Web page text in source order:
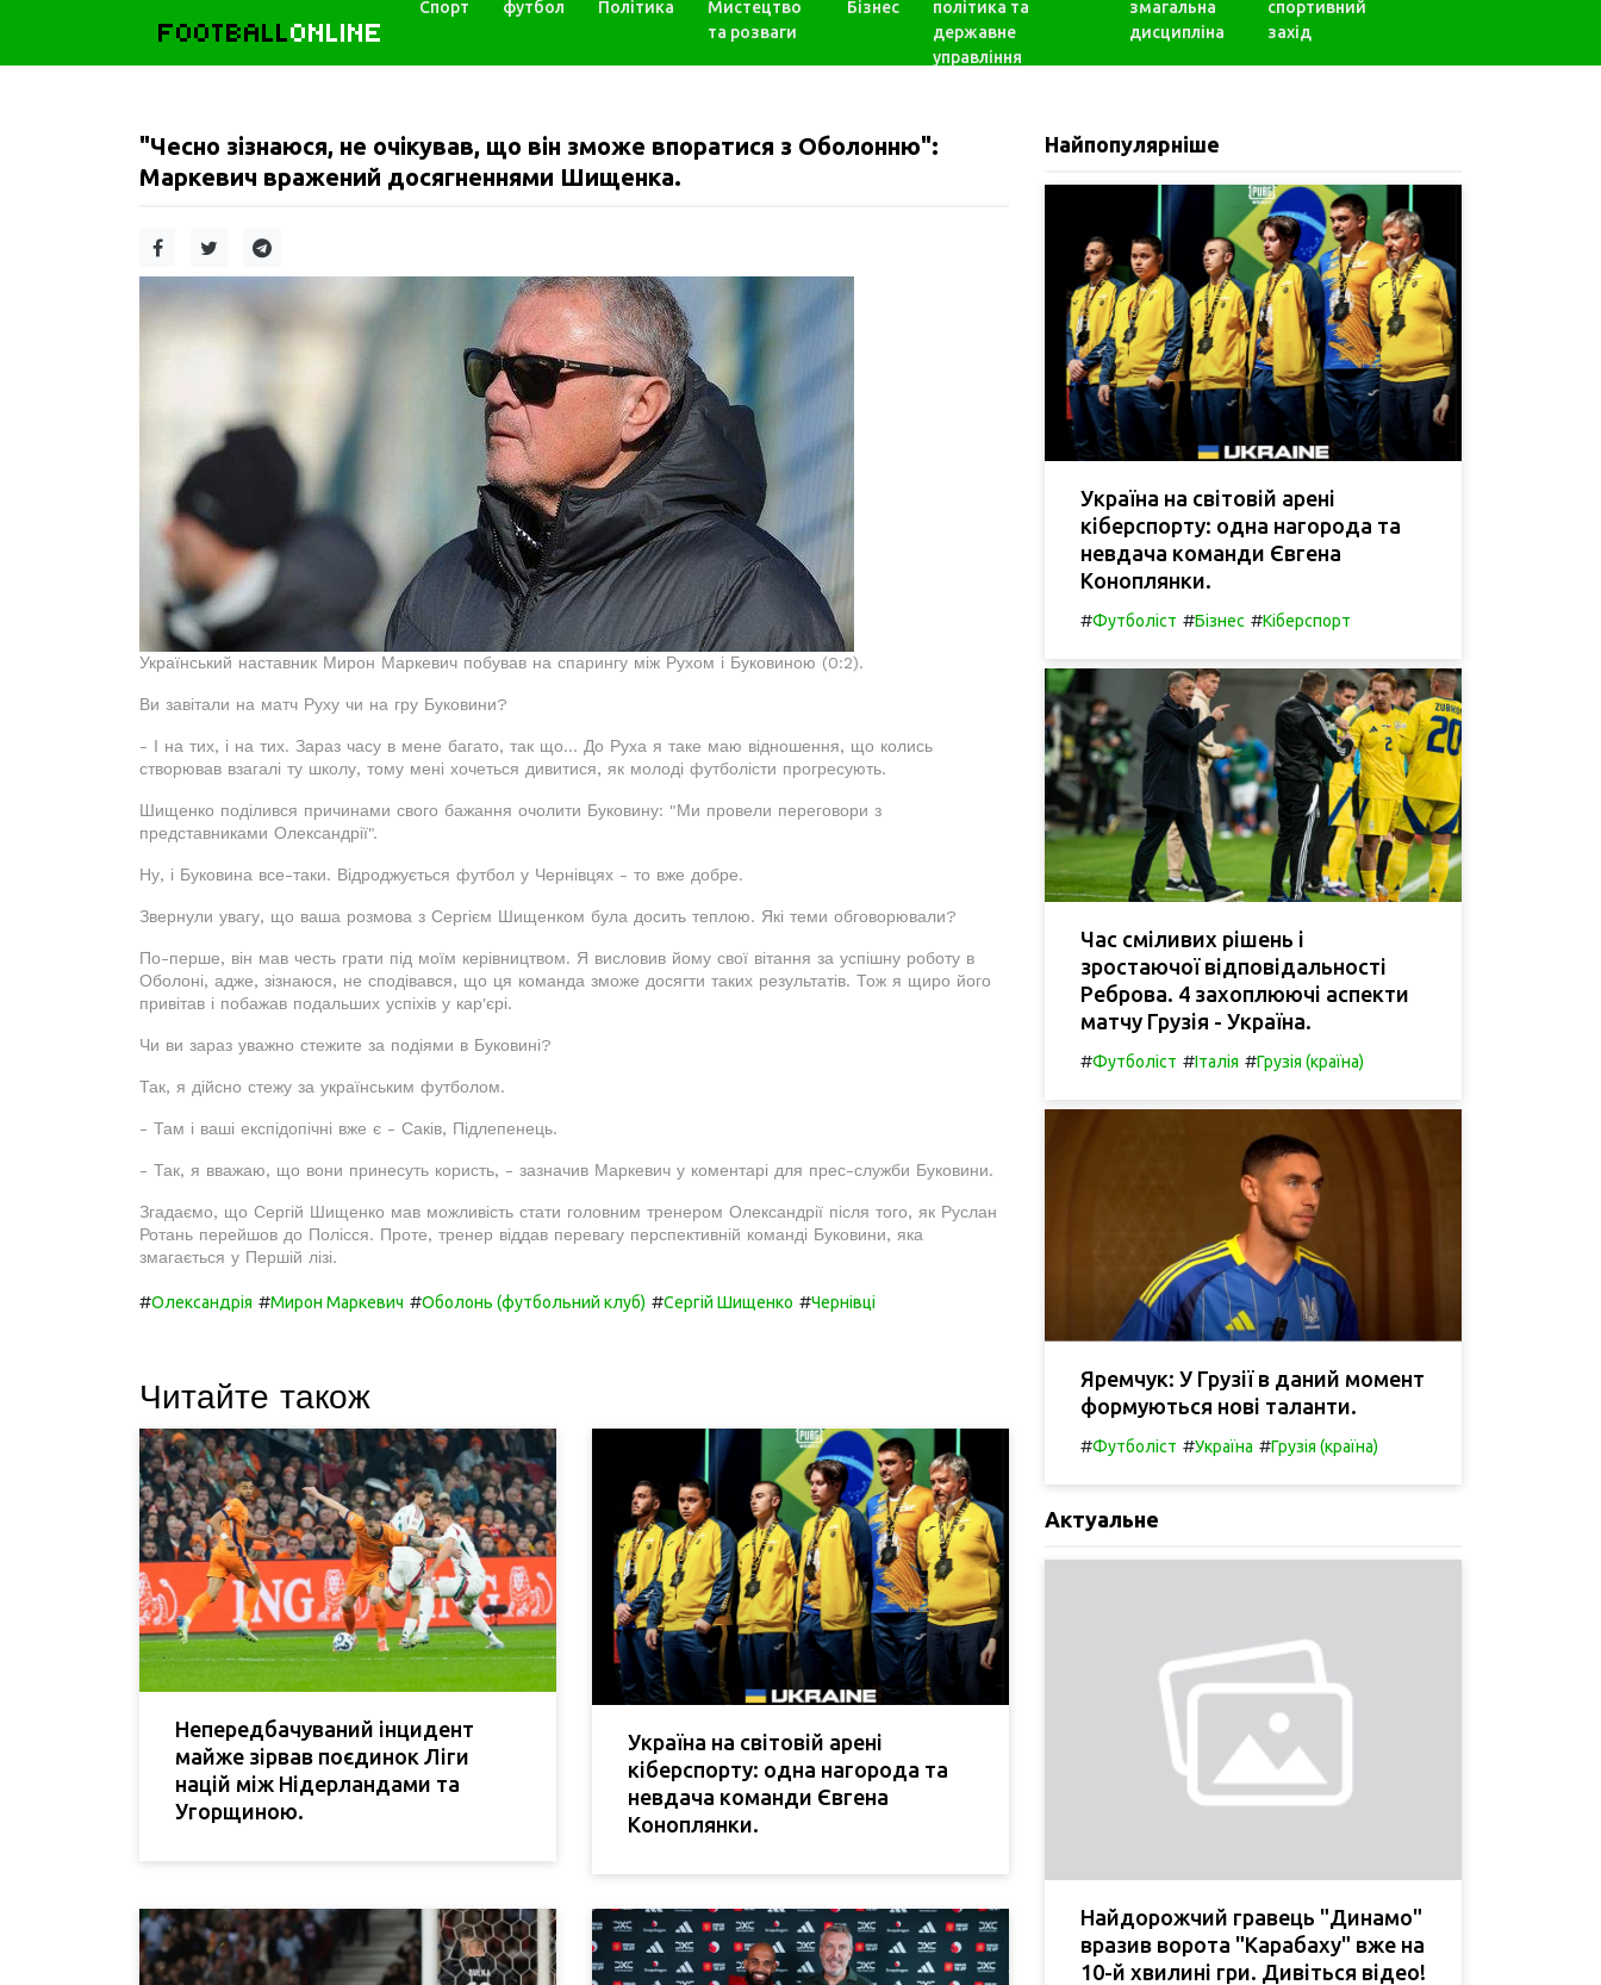
FOOTBALLONLINE
Спорт футбол Політика
Мистецтво
та розваги
Бізнес
політика та
державне
управління
змагальна
дисципліна
спортивний
захід
"Чесно зізнаюся, не очікував, що він зможе впоратися з Оболонню":
Маркевич вражений досягненнями Шищенка.
Український наставник Мирон Маркевич побував на спарингу між Рухом і Буковиною (0:2).
Ви завітали на матч Руху чи на гру Буковини?
- І на тих, і на тих. Зараз часу в мене багато, так що... До Руха я таке маю відношення, що колись
створював взагалі ту школу, тому мені хочеться дивитися, як молоді футболісти прогресують.
Шищенко поділився причинами свого бажання очолити Буковину: "Ми провели переговори з
представниками Олександрії".
Ну, і Буковина все-таки. Відроджується футбол у Чернівцях - то вже добре.
Звернули увагу, що ваша розмова з Сергієм Шищенком була досить теплою. Які теми обговорювали?
По-перше, він мав честь грати під моїм керівництвом. Я висловив йому свої вітання за успішну роботу в
Оболоні, адже, зізнаюся, не сподівався, що ця команда зможе досягти таких результатів. Тож я щиро його
привітав і побажав подальших успіхів у кар'єрі.
Чи ви зараз уважно стежите за подіями в Буковині?
Так, я дійсно стежу за українським футболом.
- Там і ваші експідопічні вже є - Саків, Підлепенець.
- Так, я вважаю, що вони принесуть користь, - зазначив Маркевич у коментарі для прес-служби Буковини.
Згадаємо, що Сергій Шищенко мав можливість стати головним тренером Олександрії після того, як Руслан
Ротань перейшов до Полісся. Проте, тренер віддав перевагу перспективній команді Буковини, яка
змагається у Першій лізі.
#Олександрія #Мирон Маркевич #Оболонь (футбольний клуб) #Сергій Шищенко #Чернівці
Читайте також
Непередбачуваний інцидент
майже зірвав поєдинок Ліги
націй між Нідерландами та
Угорщиною.
Україна на світовій арені
кіберспорту: одна нагорода та
невдача команди Євгена
Коноплянки.
Найпопулярніше
Україна на світовій арені
кіберспорту: одна нагорода та
невдача команди Євгена
Коноплянки.
#Футболіст #Бізнес #Кіберспорт
Час сміливих рішень і
зростаючої відповідальності
Реброва. 4 захоплюючі аспекти
матчу Грузія - Україна.
#Футболіст #Італія #Грузія (країна)
Яремчук: У Грузії в даний момент
формуються нові таланти.
#Футболіст #Україна #Грузія (країна)
Актуальне
Найдорожчий гравець "Динамо"
вразив ворота "Карабаху" вже на
10-й хвилині гри. Дивіться відео!